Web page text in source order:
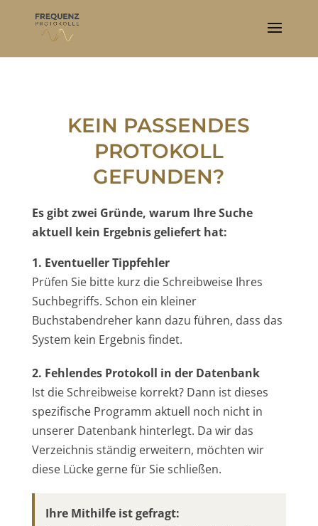
KEIN PASSENDES
PROTOKOLL
GEFUNDEN?
Es gibt zwei Gründe, warum Ihre Suche
aktuell kein Ergebnis geliefert hat:
1. Eventueller Tippfehler
Prüfen Sie bitte kurz die Schreibweise Ihres
Suchbegriffs. Schon ein kleiner
Buchstabendreher kann dazu führen, dass das
System kein Ergebnis findet.
2. Fehlendes Protokoll in der Datenbank
Ist die Schreibweise korrekt? Dann ist dieses
spezifische Programm aktuell noch nicht in
unserer Datenbank hinterlegt. Da wir das
Verzeichnis ständig erweitern, möchten wir
diese Lücke gerne für Sie schließen.
Ihre Mithilfe ist gefragt: